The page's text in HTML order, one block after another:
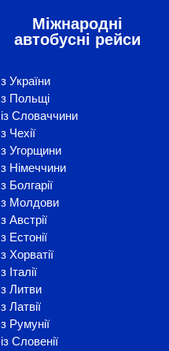
Міжнародні
автобусні рейси
з України
з Польщі
із Словаччини
з Чехії
з Угорщини
з Німеччини
з Болгарії
з Молдови
з Австрії
з Естонії
з Хорватії
з Італії
з Литви
з Латвії
з Румунії
із Словенії